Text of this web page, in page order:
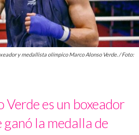
y medallista olímpico Marco Alonso Verde. / Foto:
Verde es un boxeador
ganó la medalla de